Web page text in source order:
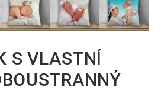
S VLASTNÍ